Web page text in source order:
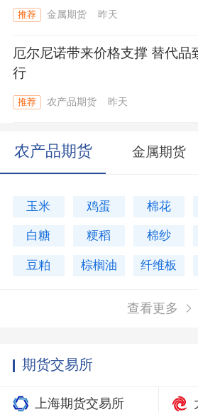
推荐 金属期货 昨天
厄尔尼诺带来价格支撑 替代品
行
推荐 农产品期货 昨天
农产品期货 金属期货
玉米 鸡蛋 棉花
白糖 粳稻 棉纱
豆粕 棕榈油 纤维板
查看更多
期货交易所
上海期货交易所